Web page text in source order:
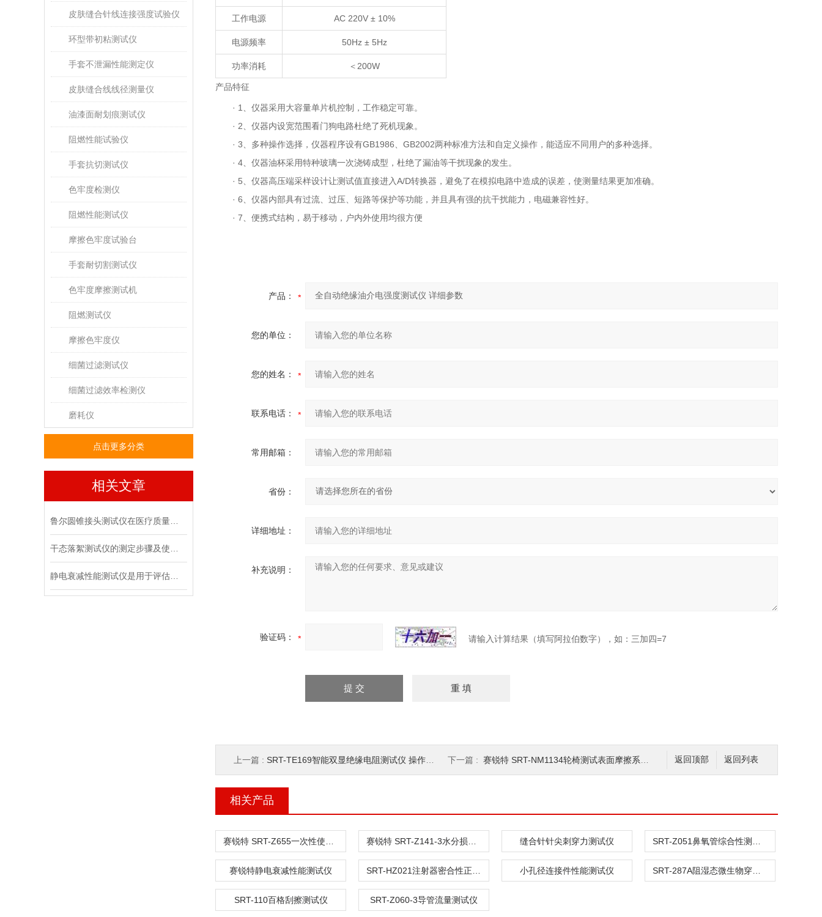
皮肤缝合针线连接强度试验仪
环型带初粘测试仪
手套不泄漏性能测定仪
皮肤缝合线线径测量仪
油漆面耐划痕测试仪
阻燃性能试验仪
手套抗切测试仪
色牢度检测仪
阻燃性能测试仪
摩擦色牢度试验台
手套耐切割测试仪
色牢度摩擦测试机
阻燃测试仪
摩擦色牢度仪
细菌过滤测试仪
细菌过滤效率检测仪
磨耗仪
点击更多分类
相关文章
工作电源 AC 220V ± 10%
电源频率 50Hz ± 5Hz
功率消耗 ＜200W
产品特征
· 1、仪器采用大容量单片机控制，工作稳定可靠。
· 2、仪器内设宽范围看门狗电路杜绝了死机现象。
· 3、多种操作选择，仪器程序设有GB1986、GB2002两种标准方法和自定义操作，能适应不同用户的多种选择。
· 4、仪器油杯采用特种玻璃一次浇铸成型，杜绝了漏油等干扰现象的发生。
· 5、仪器高压端采样设计让测试值直接进入A/D转换器，避免了在模拟电路中造成的误差，使测量结果更加准确。
· 6、仪器内部具有过流、过压、短路等保护等功能，并且具有强的抗干扰能力，电磁兼容性好。
· 7、便携式结构，易于移动，户内外使用均很方便
产品：
您的单位：
您的姓名：
联系电话：
常用邮箱：
省份：
详细地址：
补充说明：
验证码： 请输入计算结果（填写阿拉伯数字），如：三加四=7
返回列表
返回顶部
上一篇 : SRT-TE169智能双显绝缘电阻测试仪 操作规程 下一篇 : 赛锐特 SRT-NM1134轮椅测试表面摩擦系数测定仪 测试步骤
相关产品
缝合针针尖刺穿力测试仪
赛锐特静电衰减性能测试仪 小孔径连接件性能测试仪
SRT-110百格刮擦测试仪 SRT-Z060-3导管流量测试仪